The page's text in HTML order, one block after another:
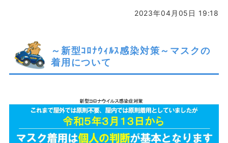
2023年04月05日 19:18
～新型ｺﾛﾅｳｨﾙｽ感染対策～マスクの
着用について